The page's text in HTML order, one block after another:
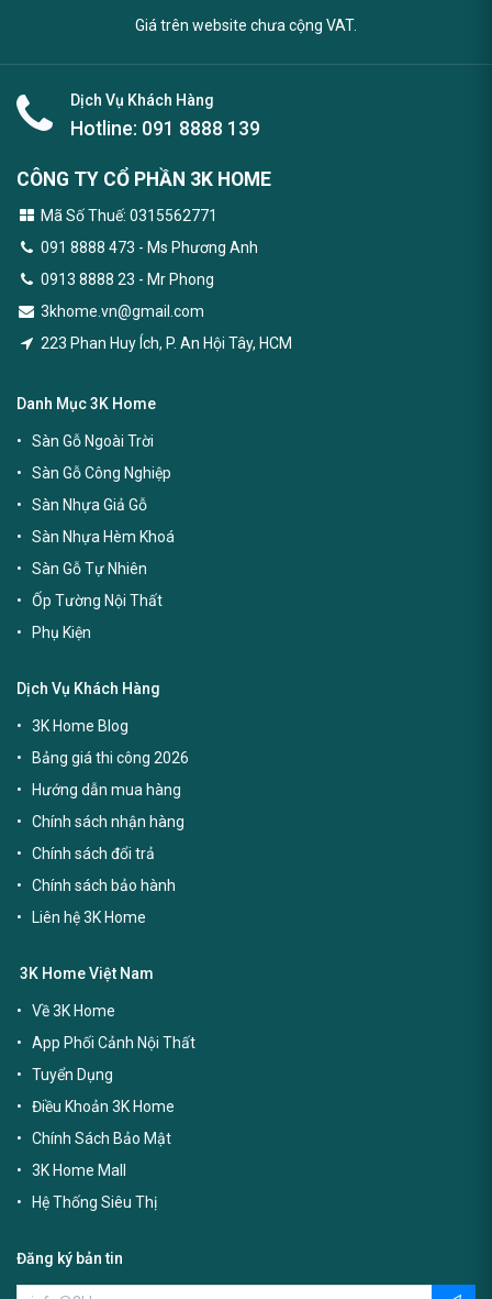
Giá trên website chưa cộng VAT.
Dịch Vụ Khách Hàng
Hotline: 091 8888 139
CÔNG TY CỔ PHẦN 3K HOME
Mã Số Thuế: 0315562771
091 8888 473 - Ms Phương Anh
0913 8888 23 - Mr Phong
3khome.vn@gmail.com
223 Phan Huy Ích, P. An Hội Tây, HCM
Danh Mục 3K Home
Sàn Gỗ Ngoài Trời
Sàn Gỗ Công Nghiệp
Sàn Nhựa Giả Gỗ
Sàn Nhựa Hèm Khoá
Sàn Gỗ Tự Nhiên
Ốp Tường Nội Thất
Phụ Kiện
Dịch Vụ Khách Hàng
3K Home Blog
Bảng giá thi công 2026
Hướng dẫn mua hàng
Chính sách nhận hàng
Chính sách đổi trả
Chính sách bảo hành
Liên hệ 3K Home
3K Home Việt Nam
Về 3K Home
App Phối Cảnh Nội Thất
Tuyển Dụng
Điều Khoản 3K Home
Chính Sách Bảo Mật
3K Home Mall
Hệ Thống Siêu Thị
Đăng ký bản tin